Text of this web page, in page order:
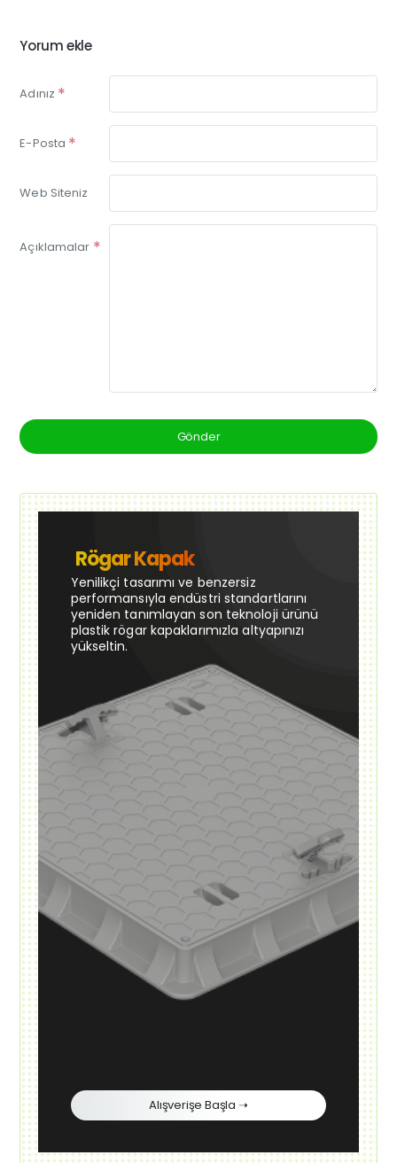
Yorum ekle
Adınız
E-Posta
Web Siteniz
Açıklamalar
Gönder
Rögar Kapak
Yenilikçi tasarımı ve benzersiz
performansıyla endüstri standartlarını
yeniden tanımlayan son teknoloji ürünü
plastik rögar kapaklarımızla altyapınızı
yükseltin.
Alışverişe Başla ➝